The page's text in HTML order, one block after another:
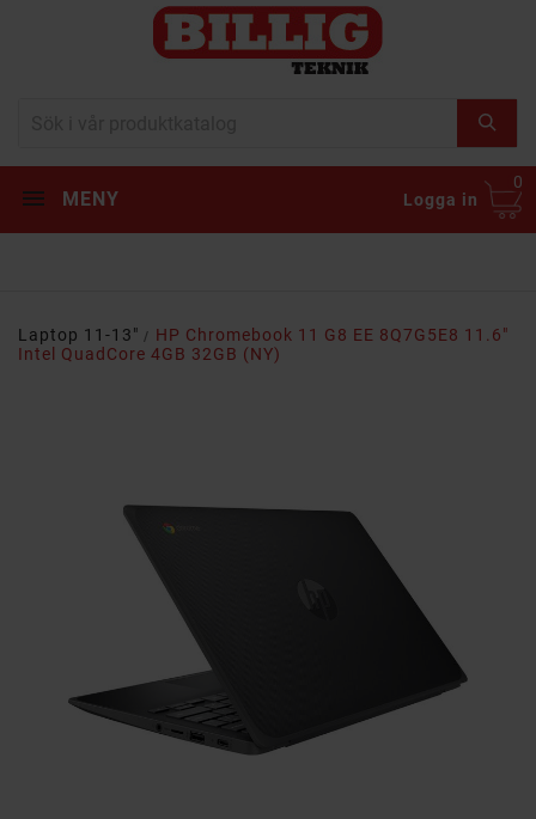
MENY Logga in
0
Laptop 11-13"
HP Chromebook 11 G8 EE 8Q7G5E8 11.6"
Intel QuadCore 4GB 32GB (NY)